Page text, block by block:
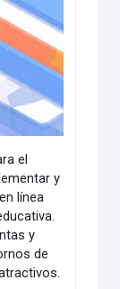
el
y
línea
y
de